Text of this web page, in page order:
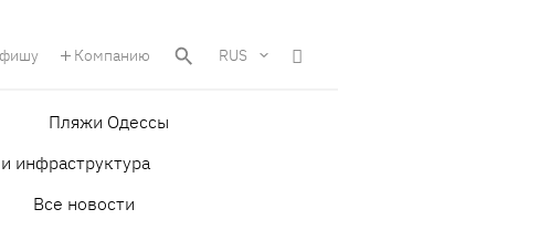
Компанию RUS
Пляжи Одессы
инфраструктура
Все новости